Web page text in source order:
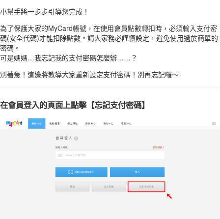
小幫手將一步步引導您完成！
為了保護大家的MyCard帳號，在使用會員點數轉扣時，必須輸入支付密
碼(安全代碼)才能扣除點數。請大家務必謹慎設定，避免使用過於簡單的
密碼。
可是媽媽…我忘記我的支付密碼怎麼辦……？
別著急！這邊將教導大家重新設定支付密碼！別再忘記囉～
在會員登入的頁面上點擊【忘記支付密碼】